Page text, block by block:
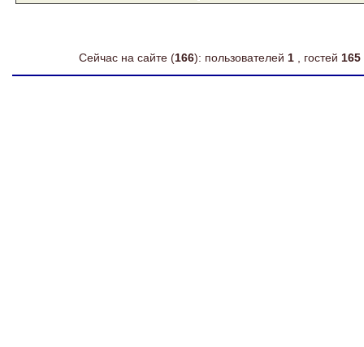
Сейчас на сайте (166): пользователей 1 , гостей 165